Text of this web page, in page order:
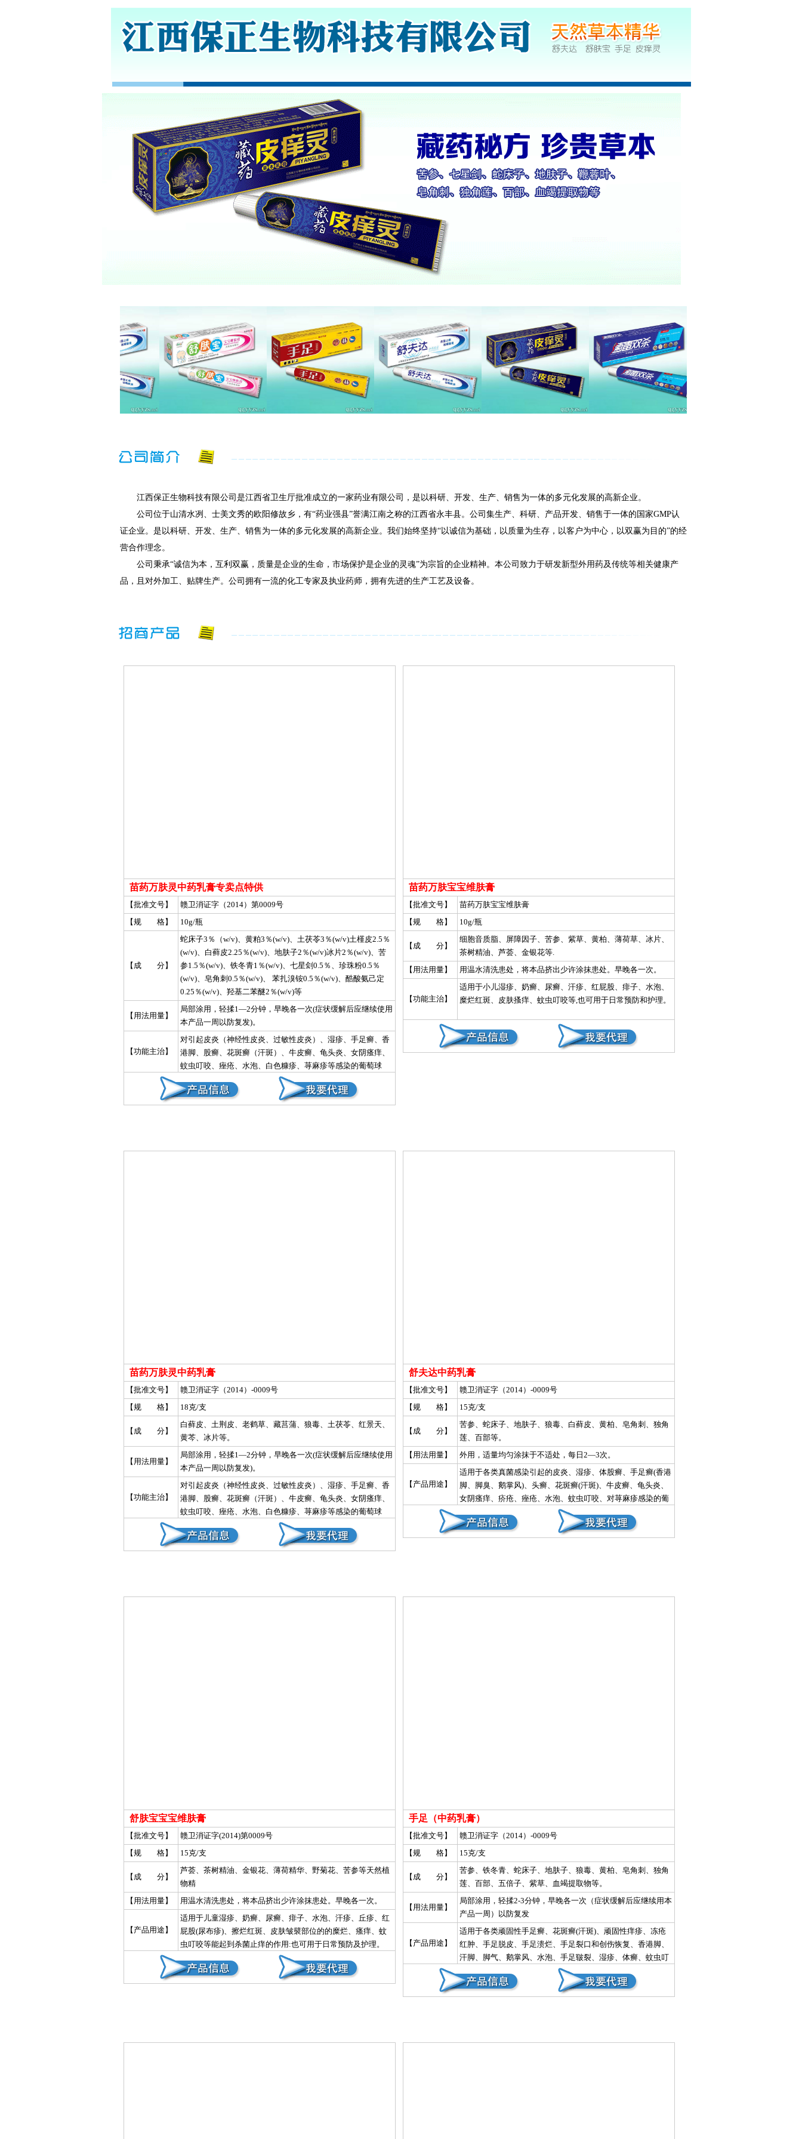
江西保正生物科技有限公司是江西省卫生厅批准成立的一家药业有限公司，是以科研、开发、生产、销售为一体的多元化发展的高新企业。
公司位于山清水冽、士美文秀的欧阳修故乡，有“药业强县”誉满江南之称的江西省永丰县。公司集生产、科研、产品开发、销售于一体的国家GMP认
证企业。是以科研、开发、生产、销售为一体的多元化发展的高新企业。我们始终坚持“以诚信为基础，以质量为生存，以客户为中心，以双赢为目的”的经
营合作理念。
公司秉承“诚信为本，互利双赢，质量是企业的生命，市场保护是企业的灵魂”为宗旨的企业精神。本公司致力于研发新型外用药及传统等相关健康产
品，且对外加工、贴牌生产。公司拥有一流的化工专家及执业药师，拥有先进的生产工艺及设备。
苗药万肤灵中药乳膏专卖点特供
【批准文号】
赣卫消证字（2014）第0009号
【规 格】
10g/瓶
【成 分】
蛇床子3％（w/v)、黄粕3％(w/v)、土茯苓3％(w/v)土槿皮2.5％
(w/v)、白藓皮2.25％(w/v)、地肤子2％(w/v)冰片2％(w/v)、苦
参1.5％(w/v)、铁冬青1％(w/v)、七星刽0.5％、珍珠粉0.5％
(w/v)、皂角刺0.5％(w/v)、 苯扎溴铵0.5％(w/v)、酷酸氨己定
0.25％(w/v)、羟基二苯醚2％(w/v)等
【用法用量】
局部涂用，轻揉1—2分钟，早晚各一次(症状缓解后应继续使用
本产品一周以防复发)。
【功能主治】
对引起皮炎（神经性皮炎、过敏性皮炎）、湿疹、手足癣、香
港脚、股癣、花斑癣（汗斑）、牛皮癣、龟头炎、女阴瘙痒、
蚊虫叮咬、痤疮、水泡、白色糠疹、荨麻疹等感染的葡萄球
菌、念珠菌（霉菌、真菌）、大肠杆菌有较强的抑杀作用并能
预防皮肤感染。
苗药万肤宝宝维肤膏
【批准文号】
苗药万肤宝宝维肤膏
【规 格】
10g/瓶
【成 分】
细胞音质脂、屏障因子、苦参、紫草、黄柏、薄荷草、冰片、
茶树精油、芦荟、金银花等.
【用法用量】
用温水清洗患处，将本品挤出少许涂抹患处。早晚各一次。
【功能主治】
适用于小儿湿疹、奶癣、尿癣、汗疹、红屁股、痱子、水泡、
糜烂红斑、皮肤搔痒、蚊虫叮咬等,也可用于日常预防和护理。
苗药万肤灵中药乳膏
【批准文号】
赣卫消证字（2014）-0009号
【规 格】
18克/支
【成 分】
白藓皮、土荆皮、老鹤草、藏莒蒲、狼毒、土茯苓、红景天、
黄芩、冰片等。
【用法用量】
局部涂用，轻揉1—2分钟，早晚各一次(症状缓解后应继续使用
本产品一周以防复发)。
【功能主治】
对引起皮炎（神经性皮炎、过敏性皮炎）、湿疹、手足癣、香
港脚、股癣、花斑癣（汗斑）、牛皮癣、龟头炎、女阴瘙痒、
蚊虫叮咬、痤疮、水泡、白色糠疹、荨麻疹等感染的葡萄球
菌、念珠菌（霉菌、真菌）、大肠杆菌有较强的抑杀作用并能
预防皮肤感染。
舒夫达中药乳膏
【批准文号】
赣卫消证字（2014）-0009号
【规 格】
15克/支
【成 分】
苦参、蛇床子、地肤子、狼毒、白藓皮、黄柏、皂角刺、独角
莲、百部等。
【用法用量】
外用，适量均匀涂抹于不适处，每日2—3次。
【产品用途】
适用于各类真菌感染引起的皮炎、湿疹、体股癣、手足癣(香港
脚、脚臭、鹅掌风)、头癣、花斑癣(汗斑)、牛皮癣、龟头炎、
女阴瘙痒、疥疮、痤疮、水泡、蚊虫叮咬、对荨麻疹感染的葡
萄球菌、念珠菌(霉菌、真菌)、大肠杆菌等有较强的抑杀作
用，对顽固性瘙痒及癣症有显著效果。
舒肤宝宝宝维肤膏
【批准文号】
赣卫消证字(2014)第0009号
【规 格】
15克/支
【成 分】
芦荟、茶树精油、金银花、薄荷精华、野菊花、苦参等天然植
物精
【用法用量】
用温水清洗患处，将本品挤出少许涂抹患处。早晚各一次。
【产品用途】
适用于儿童湿疹、奶癣、尿癣、痱子、水泡、汗疹、丘疹、红
屁股(尿布疹)、擦烂红斑、皮肤皱襞部位的的糜烂、瘙痒、蚊
虫叮咬等能起到杀菌止痒的作用:也可用于日常预防及护理。
手足（中药乳膏）
【批准文号】
赣卫消证字（2014）-0009号
【规 格】
15克/支
【成 分】
苦参、铁冬青、蛇床子、地肤子、狼毒、黄柏、皂角刺、独角
莲、百部、五倍子、紫草、血竭提取物等。
【用法用量】
局部涂用，轻揉2-3分钟，早晚各一次（症状缓解后应继续用本
产品一周）以防复发
【产品用途】
适用于各类顽固性手足癣、花斑癣(汗斑)、顽固性痒疹、冻疮
红肿、手足脱皮、手足溃烂、手足裂口和创伤恢复、香港脚、
汗脚、脚气、鹅掌风、水泡、手足皲裂、湿疹、体癣、蚊虫叮
咬等一切神经性皮炎引起的瘙痒。